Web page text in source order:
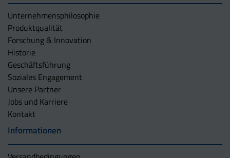
Unternehmens­philosophie
Produktqualität
Forschung & Innovation
Historie
Geschäftsführung
Soziales Engagement
Unsere Partner
Jobs und Karriere
Kontakt
Informationen